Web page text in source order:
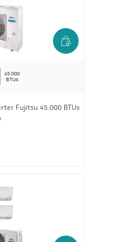
45.000
BTUs
Fujitsu 45.000 BTUs